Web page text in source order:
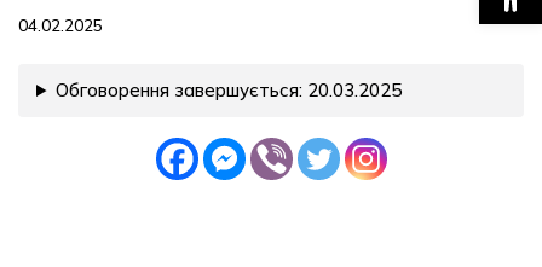
04.02.2025
Обговорення завершується: 20.03.2025